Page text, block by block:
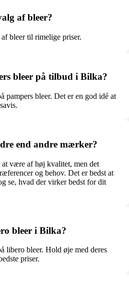
af bleer?
bleer til rimelige priser.
bleer på tilbud i Bilka?
pampers bleer. Det er en god idé at
end andre mærker?
at være af høj kvalitet, men det
og behov. Det er bedst at
se, hvad der virker bedst for dit
bleer i Bilka?
libero bleer. Hold øje med deres
priser.